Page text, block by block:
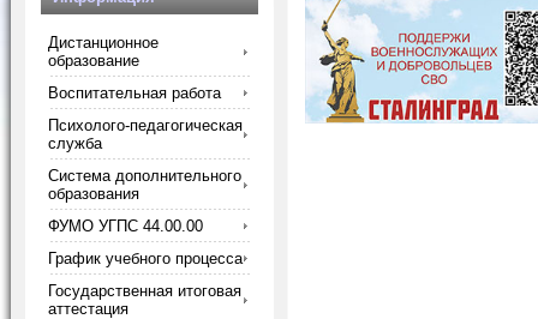
Дистанционное
образование
Воспитательная работа
Психолого-педагогическая
служба
Система дополнительного
образования
ФУМО УГПС 44.00.00
График учебного процесса
Государственная итоговая
аттестация